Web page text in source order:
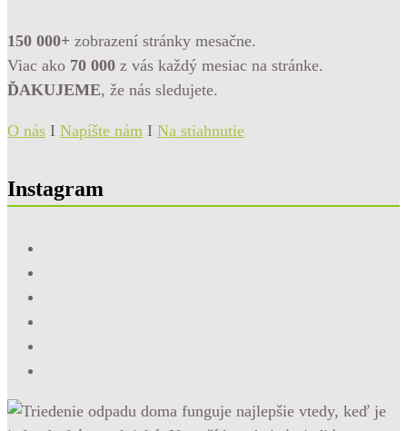
150 000+ zobrazení stránky mesačne.
Viac ako 70 000 z vás každý mesiac na stránke.
ĎAKUJEME, že nás sledujete.
O nás I Napíšte nám I Na stiahnutie
Instagram